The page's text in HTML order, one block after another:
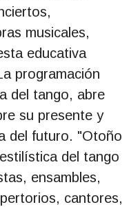
musicales,
educativa
programación
del tango, abre
su presente y
del futuro. "Otoño
del tango
ensambles,
cantores,